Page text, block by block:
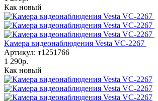
Как новый
Камера видеонаблюдения Vesta VC-2267
Артикул: т1251766
1 290р.
Как новый